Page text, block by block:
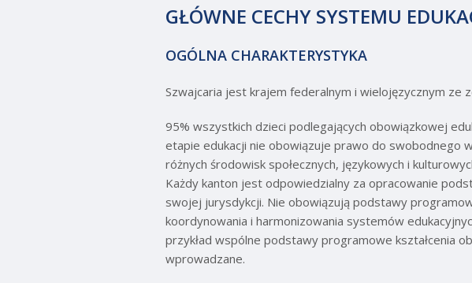
GŁÓWNE CECHY SYSTEMU
OGÓLNA CHARAKTERYSTYKA
Szwajcaria jest krajem federalnym i wielojęzycznym ze
95% wszystkich dzieci podlegających obowiązkowej
etapie edukacji nie obowiązuje prawo do swobodnego
różnych środowisk społecznych, językowych i
Każdy kanton jest odpowiedzialny za opracowanie
swojej jurysdykcji. Nie obowiązują podstawy
koordynowania i harmonizowania systemów
przykład wspólne podstawy programowe kształcenia
wprowadzane.